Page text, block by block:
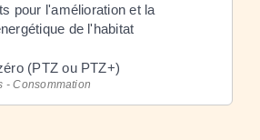
pour l'amélioration et la
de l'habitat
(PTZ ou PTZ+)
- Consommation